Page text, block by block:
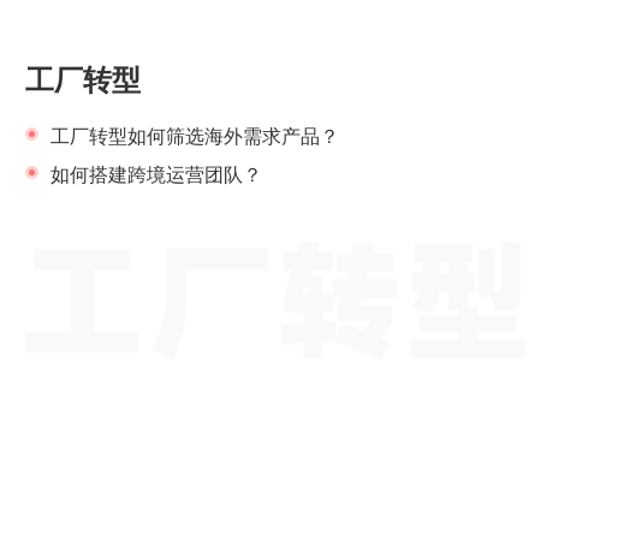
工厂转型
工厂转型如何筛选海外需求产品？
如何搭建跨境运营团队？